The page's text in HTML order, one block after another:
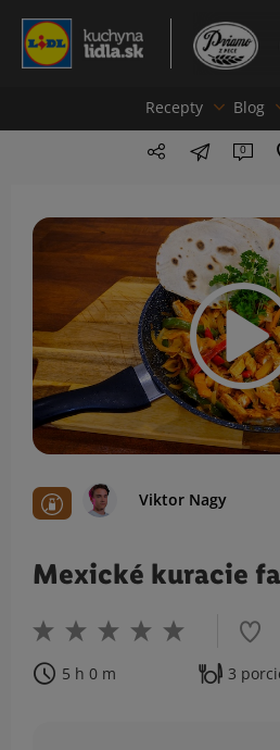
Recepty Blog
0
Viktor Nagy
Mexické kuracie
5 h 0 m 3